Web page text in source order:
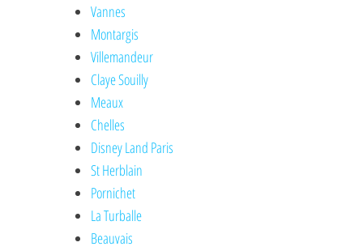
Vannes
Montargis
Villemandeur
Claye Souilly
Meaux
Chelles
Disney Land Paris
St Herblain
Pornichet
La Turballe
Beauvais